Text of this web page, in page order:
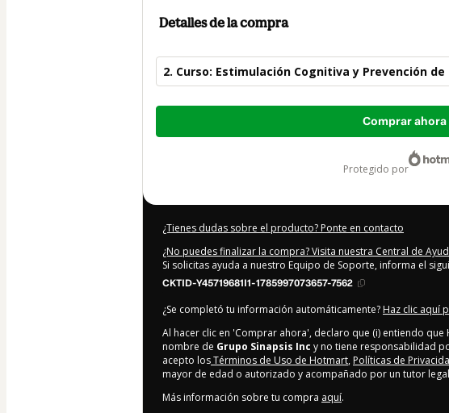
Detalles de la compra
2. Curso: Estimulación Cognitiva y Prevención
Total
Comprar ahora
protegido por
¿Tienes dudas sobre el producto? Ponte en contacto
¿No puedes finalizar la compra? Visita nuestra Central de
Si solicitas ayuda a nuestro Equipo de Soporte, informa el
CKTID-Y45719681I1-1785997073657-7562
¿Se completó tu información automáticamente? Haz clic aquí
Al hacer clic en 'Comprar ahora', declaro que (i) entiendo
nombre de Grupo Sinapsis Inc y no tiene responsabilidad
acepto losTérminos de Uso de Hotmart, Políticas de
mayor de edad o autorizado y acompañado por un tutor
Más información sobre tu compra aquí.